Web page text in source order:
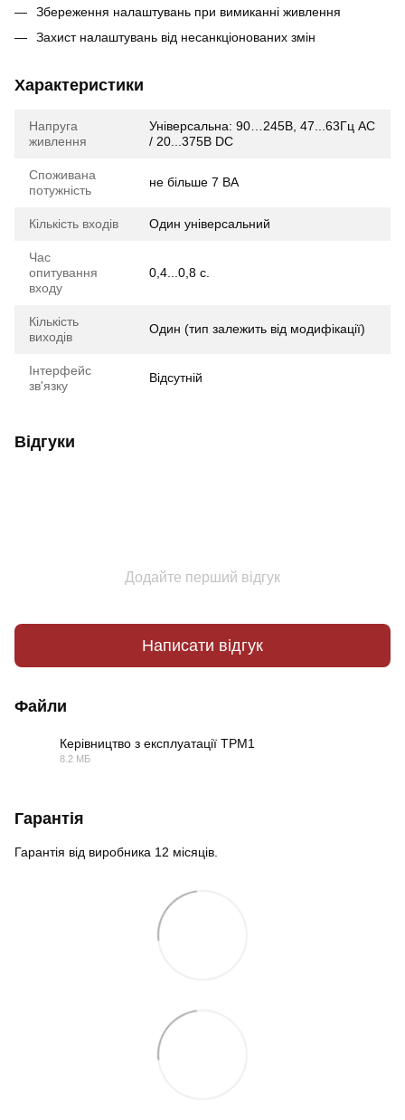
Збереження налаштувань при вимиканні живлення
Захист налаштувань від несанкціонованих змін
Характеристики
Напруга
живлення
Універсальна: 90…245В, 47...63Гц AC
/ 20...375В DC
Споживана
потужність
не більше 7 ВА
Кількість входів Один універсальний
Час
опитування
входу
0,4...0,8 с.
Кількість
виходів
Один (тип залежить від модифікації)
Інтерфейс
зв'язку
Відсутній
Відгуки
Додайте перший відгук
Написати відгук
Файли
Керівництво з експлуатації ТРМ1
8.2 МБ
Гарантія
Гарантія від виробника 12 місяців.